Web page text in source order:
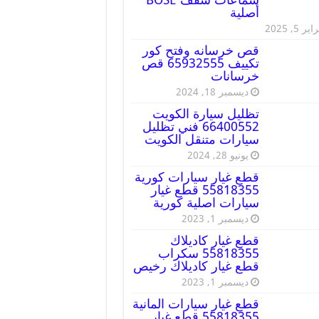
أصلية
5, 2025
قص خرسانه وفتح كور
تكييف 65932555 قص
خرسانات
ديسمبر 18, 2024
تظليل سيارة الكويت
66400552 فني تظليل
سيارات متنقل الكويت
يونيو 28, 2024
قطع غيار سيارات كورية
55818355 قطع غيار
سيارات اصلية كورية
ديسمبر 1, 2023
قطع غيار كاديلاك
55818355 سكراب
قطع غيار كاديلاك رخيص
ديسمبر 1, 2023
قطع غيار سيارات المانية